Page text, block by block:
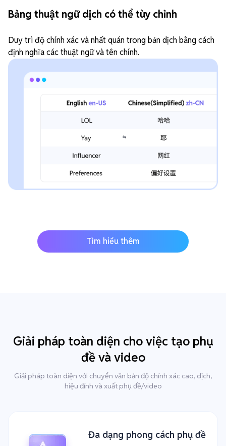
Bảng thuật ngữ dịch có thể tùy chỉnh
Duy trì độ chính xác và nhất quán trong bản dịch bằng cách
định nghĩa các thuật ngữ và tên chính.
Tìm hiểu thêm
Giải pháp toàn diện cho việc tạo phụ
đề và video
Giải pháp toàn diện với chuyển văn bản độ chính xác cao, dịch,
hiệu đính và xuất phụ đề/video
Đa dạng phong cách phụ đề